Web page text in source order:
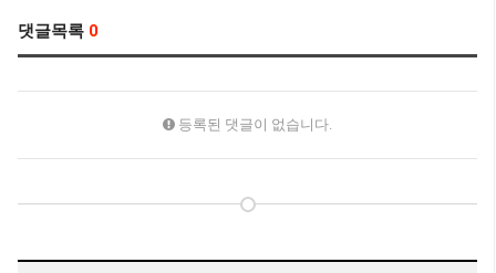
댓글목록 0
등록된 댓글이 없습니다.